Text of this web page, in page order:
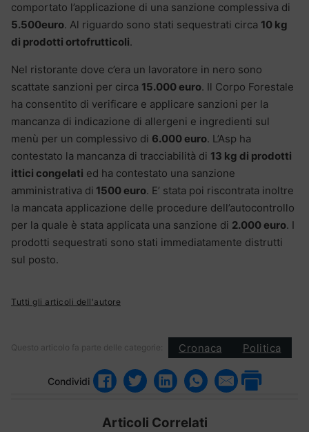
comportato l’applicazione di una sanzione complessiva di
5.500euro. Al riguardo sono stati sequestrati circa 10 kg
di prodotti ortofrutticoli.
Nel ristorante dove c’era un lavoratore in nero sono
scattate sanzioni per circa 15.000 euro. Il Corpo Forestale
ha consentito di verificare e applicare sanzioni per la
mancanza di indicazione di allergeni e ingredienti sul
menù per un complessivo di 6.000 euro. L’Asp ha
contestato la mancanza di tracciabilità di 13 kg di prodotti
ittici congelati ed ha contestato una sanzione
amministrativa di 1500 euro. E’ stata poi riscontrata inoltre
la mancata applicazione delle procedure dell’autocontrollo
per la quale è stata applicata una sanzione di 2.000 euro. I
prodotti sequestrati sono stati immediatamente distrutti
sul posto.
Tutti gli articoli dell'autore
Questo articolo fa parte delle categorie: Cronaca Politica
Condividi
Articoli Correlati